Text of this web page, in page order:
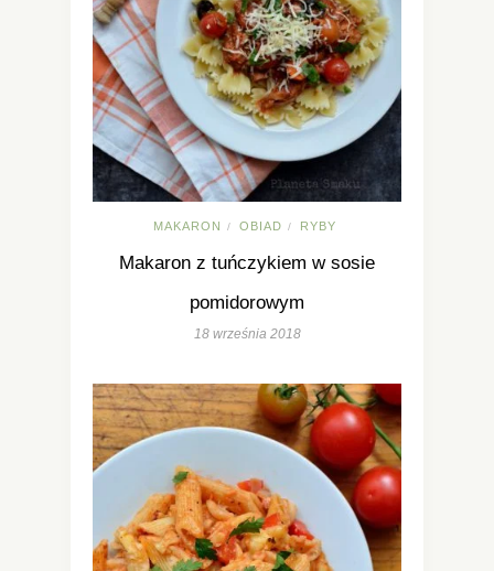
MAKARON / OBIAD / RYBY
Makaron z tuńczykiem w sosie
pomidorowym
18 września 2018